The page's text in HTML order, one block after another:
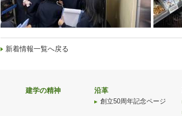
新着情報一覧へ戻る
建学の精神 沿革
創立50周年記念ページ